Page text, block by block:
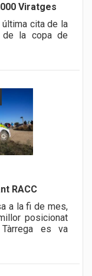
Viratges
última cita de la
de la copa de
RACC
a la fi de mes,
posicionat
es va